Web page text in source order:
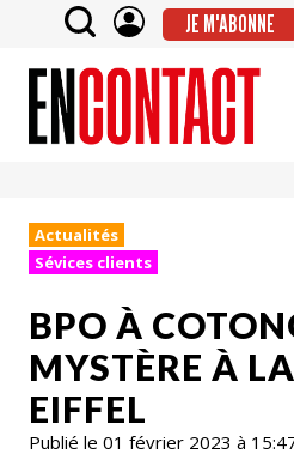
JE M'ABONNE
Actualités
Sévices clients
BPO À
MYSTÈRE À
EIFFEL
Publié le 01 février 2023 à